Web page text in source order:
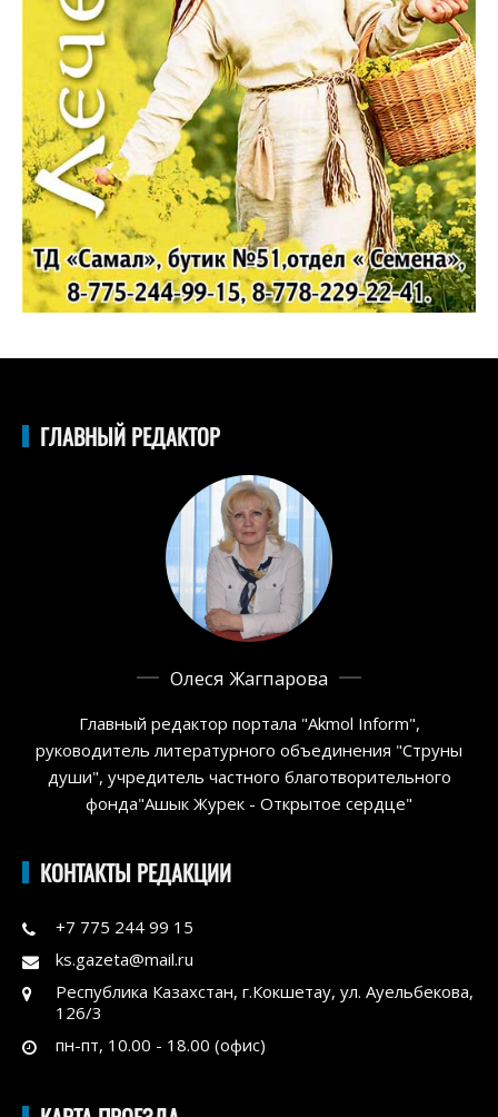
ГЛАВНЫЙ РЕДАКТОР
Олеся Жагпарова
Главный редактор портала "Akmol Inform",
руководитель литературного объединения "Струны
души", учредитель частного благотворительного
фонда"Ашык Журек - Открытое сердце"
КОНТАКТЫ РЕДАКЦИИ
+7 775 244 99 15
ks.gazeta@mail.ru
Республика Казахстан, г.Кокшетау, ул. Ауельбекова,
126/3
пн-пт, 10.00 - 18.00 (офис)